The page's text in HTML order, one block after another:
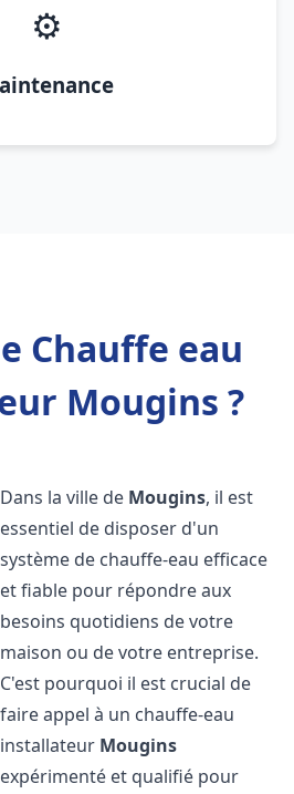
⚙️
Chauffe eau
Mougins ?
Dans la ville de Mougins, il est
essentiel de disposer d'un
système de chauffe-eau efficace
et fiable pour répondre aux
besoins quotidiens de votre
maison ou de votre entreprise.
C'est pourquoi il est crucial de
faire appel à un chauffe-eau
installateur Mougins
expérimenté et qualifié pour